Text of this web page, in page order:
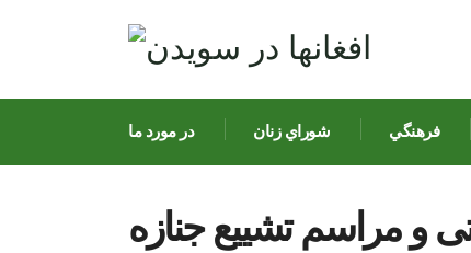
در مورد ما شوراي زنان فرهنگي
و مراسم تشییع جنازه